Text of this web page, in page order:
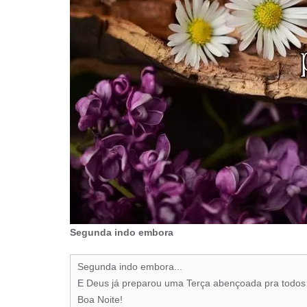
Segunda indo embora
Segunda indo embora...
E Deus já preparou uma Terça abençoada pra
Boa Noite!